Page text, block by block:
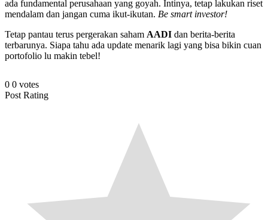
ada fundamental perusahaan yang goyah. Intinya, tetap lakukan riset
mendalam dan jangan cuma ikut-ikutan. Be smart investor!
Tetap pantau terus pergerakan saham AADI dan berita-berita
terbarunya. Siapa tahu ada update menarik lagi yang bisa bikin cuan
portofolio lu makin tebel!
0 0 votes
Post Rating